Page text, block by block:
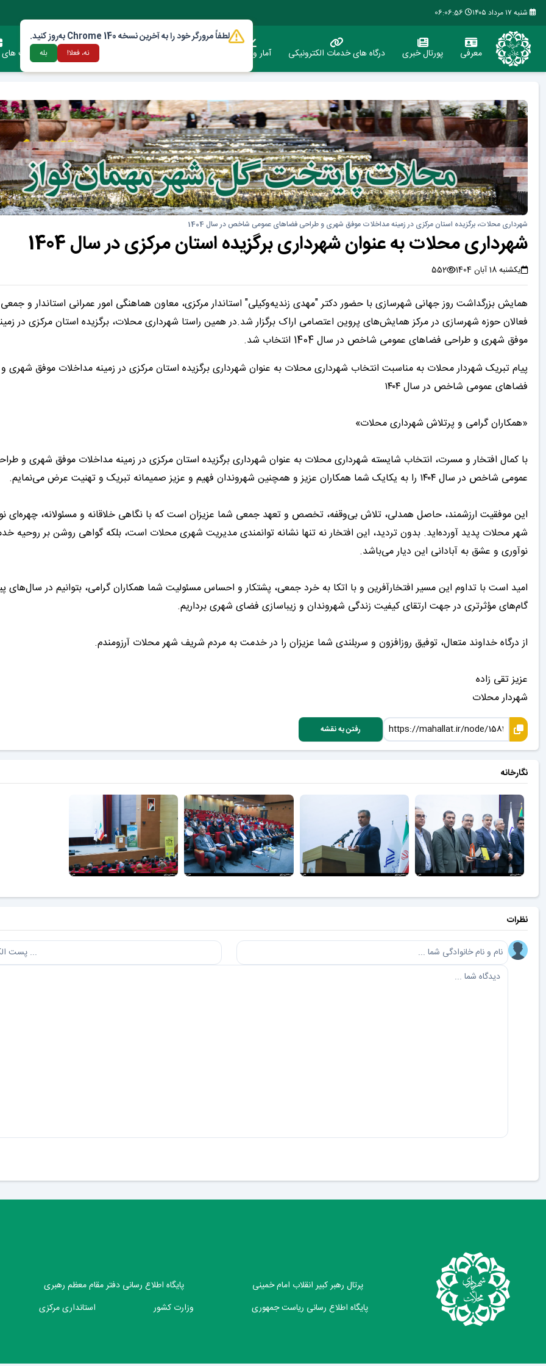
شنبه ۱۷ مرداد ۱۴۰۵ 06:06:57
معرفی پورتال خبری درگاه های خدمات الکترونیکی آمار وعملکرد ارتباط با شهرداری فرصت های
شهرداری محلات، برگزیده استان مرکزی در زمینه مداخلات موفق شهری و طراحی فضاهای عمومی شاخص در سال 1404
شهرداری محلات به عنوان شهرداری برگزیده استان مرکزی در سال 1404
یکشنبه 18 آبان 1404 552
همایش بزرگداشت روز جهانی شهرسازی با حضور دکتر "مهدی زندیه‌وکیلی" استاندار مرکزی، معاون هماهنگی امور عمرانی استاندار و
فعالان حوزه شهرسازی در مرکز همایش‌های پروین اعتصامی اراک برگزار شد.در همین راستا شهرداری محلات، برگزیده استان مرکزی در
موفق شهری و طراحی فضاهای عمومی شاخص در سال 1404 انتخاب شد.
پیام تبریک شهردار محلات به مناسبت انتخاب شهرداری محلات به عنوان شهرداری برگزیده استان مرکزی در زمینه مداخلات موفق شهری
فضاهای عمومی شاخص در سال ۱۴۰۴
«همکاران گرامی و پرتلاش شهرداری محلات»
با کمال افتخار و مسرت، انتخاب شایسته شهرداری محلات به عنوان شهرداری برگزیده استان مرکزی در زمینه مداخلات موفق شهری و
عمومی شاخص در سال ۱۴۰۴ را به یکایک شما همکاران عزیز و همچنین شهروندان فهیم و عزیز صمیمانه تبریک و تهنیت عرض می‌نمایم.
این موفقیت ارزشمند، حاصل همدلی، تلاش بی‌وقفه، تخصص و تعهد جمعی شما عزیزان است که با نگاهی خلاقانه و مسئولانه، چهره‌ای نو
شهر محلات پدید آورده‌اید. بدون تردید، این افتخار نه تنها نشانه توانمندی مدیریت شهری محلات است، بلکه گواهی روشن بر روحیه
نوآوری و عشق به آبادانی این دیار می‌باشد.
امید است با تداوم این مسیر افتخارآفرین و با اتکا به خرد جمعی، پشتکار و احساس مسئولیت شما همکاران گرامی، بتوانیم در سال‌های
گام‌های مؤثرتری در جهت ارتقای کیفیت زندگی شهروندان و زیباسازی فضای شهری برداریم.
از درگاه خداوند متعال، توفیق روزافزون و سربلندی شما عزیزان را در خدمت به مردم شریف شهر محلات آرزومندم.
عزیز تقی زاده
شهردار محلات
رفتن به نقشه
نگارخانه
نظرات
پرتال رهبر کبیر انقلاب امام خمینی
پایگاه اطلاع رسانی دفتر مقام معظم رهبری
پایگاه اطلاع رسانی ریاست جمهوری
وزارت کشور استانداری مرکزی
لطفاً مرورگر خود را به آخرین نسخه Chrome 140 به‌روز کنید.
نه، فعلا! بله